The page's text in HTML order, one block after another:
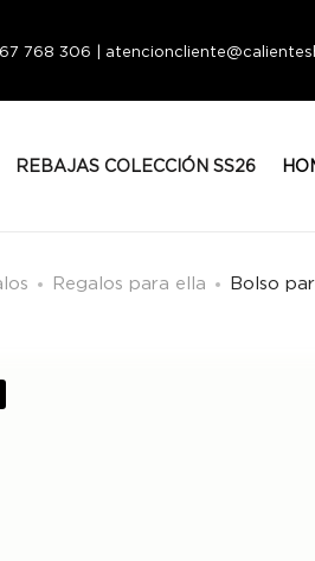
768 306 |
REBAJAS COLECCIÓN SS26
Regalos para ella Bolso